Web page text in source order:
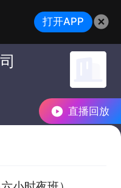
直播回放
打开APP